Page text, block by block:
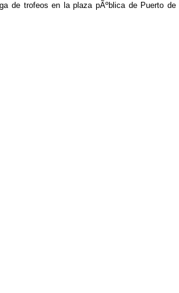
de trofeos en la plaza pÃºblica de Puerto de